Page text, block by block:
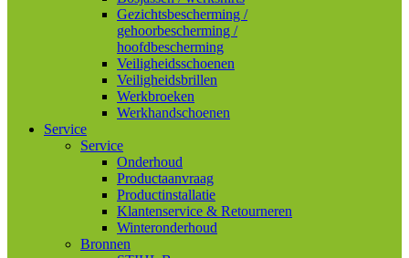
Gezichtsbescherming /
gehoorbescherming /
hoofdbescherming
Veiligheidsschoenen
Veiligheidsbrillen
Werkbroeken
Werkhandschoenen
Service
Service
Onderhoud
Productaanvraag
Productinstallatie
Klantenservice & Retourneren
Winteronderhoud
Bronnen